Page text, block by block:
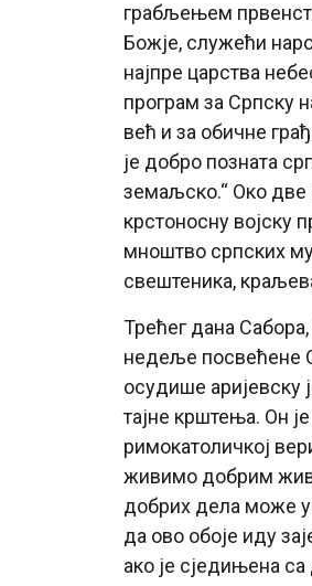
грабљењем
Божје, служећи
најпре царства
програм за Српску
већ и за обичне
је добро позната
земаљско.“ Око две
крстоносну војску
мноштво српских
свештеника,
Трећег дана
недеље посвећене
осудише аријевску
тајне крштења. Он
римокатоличкој
живимо добрим
добрих дела може
да ово обоје иду
ако је сједињена